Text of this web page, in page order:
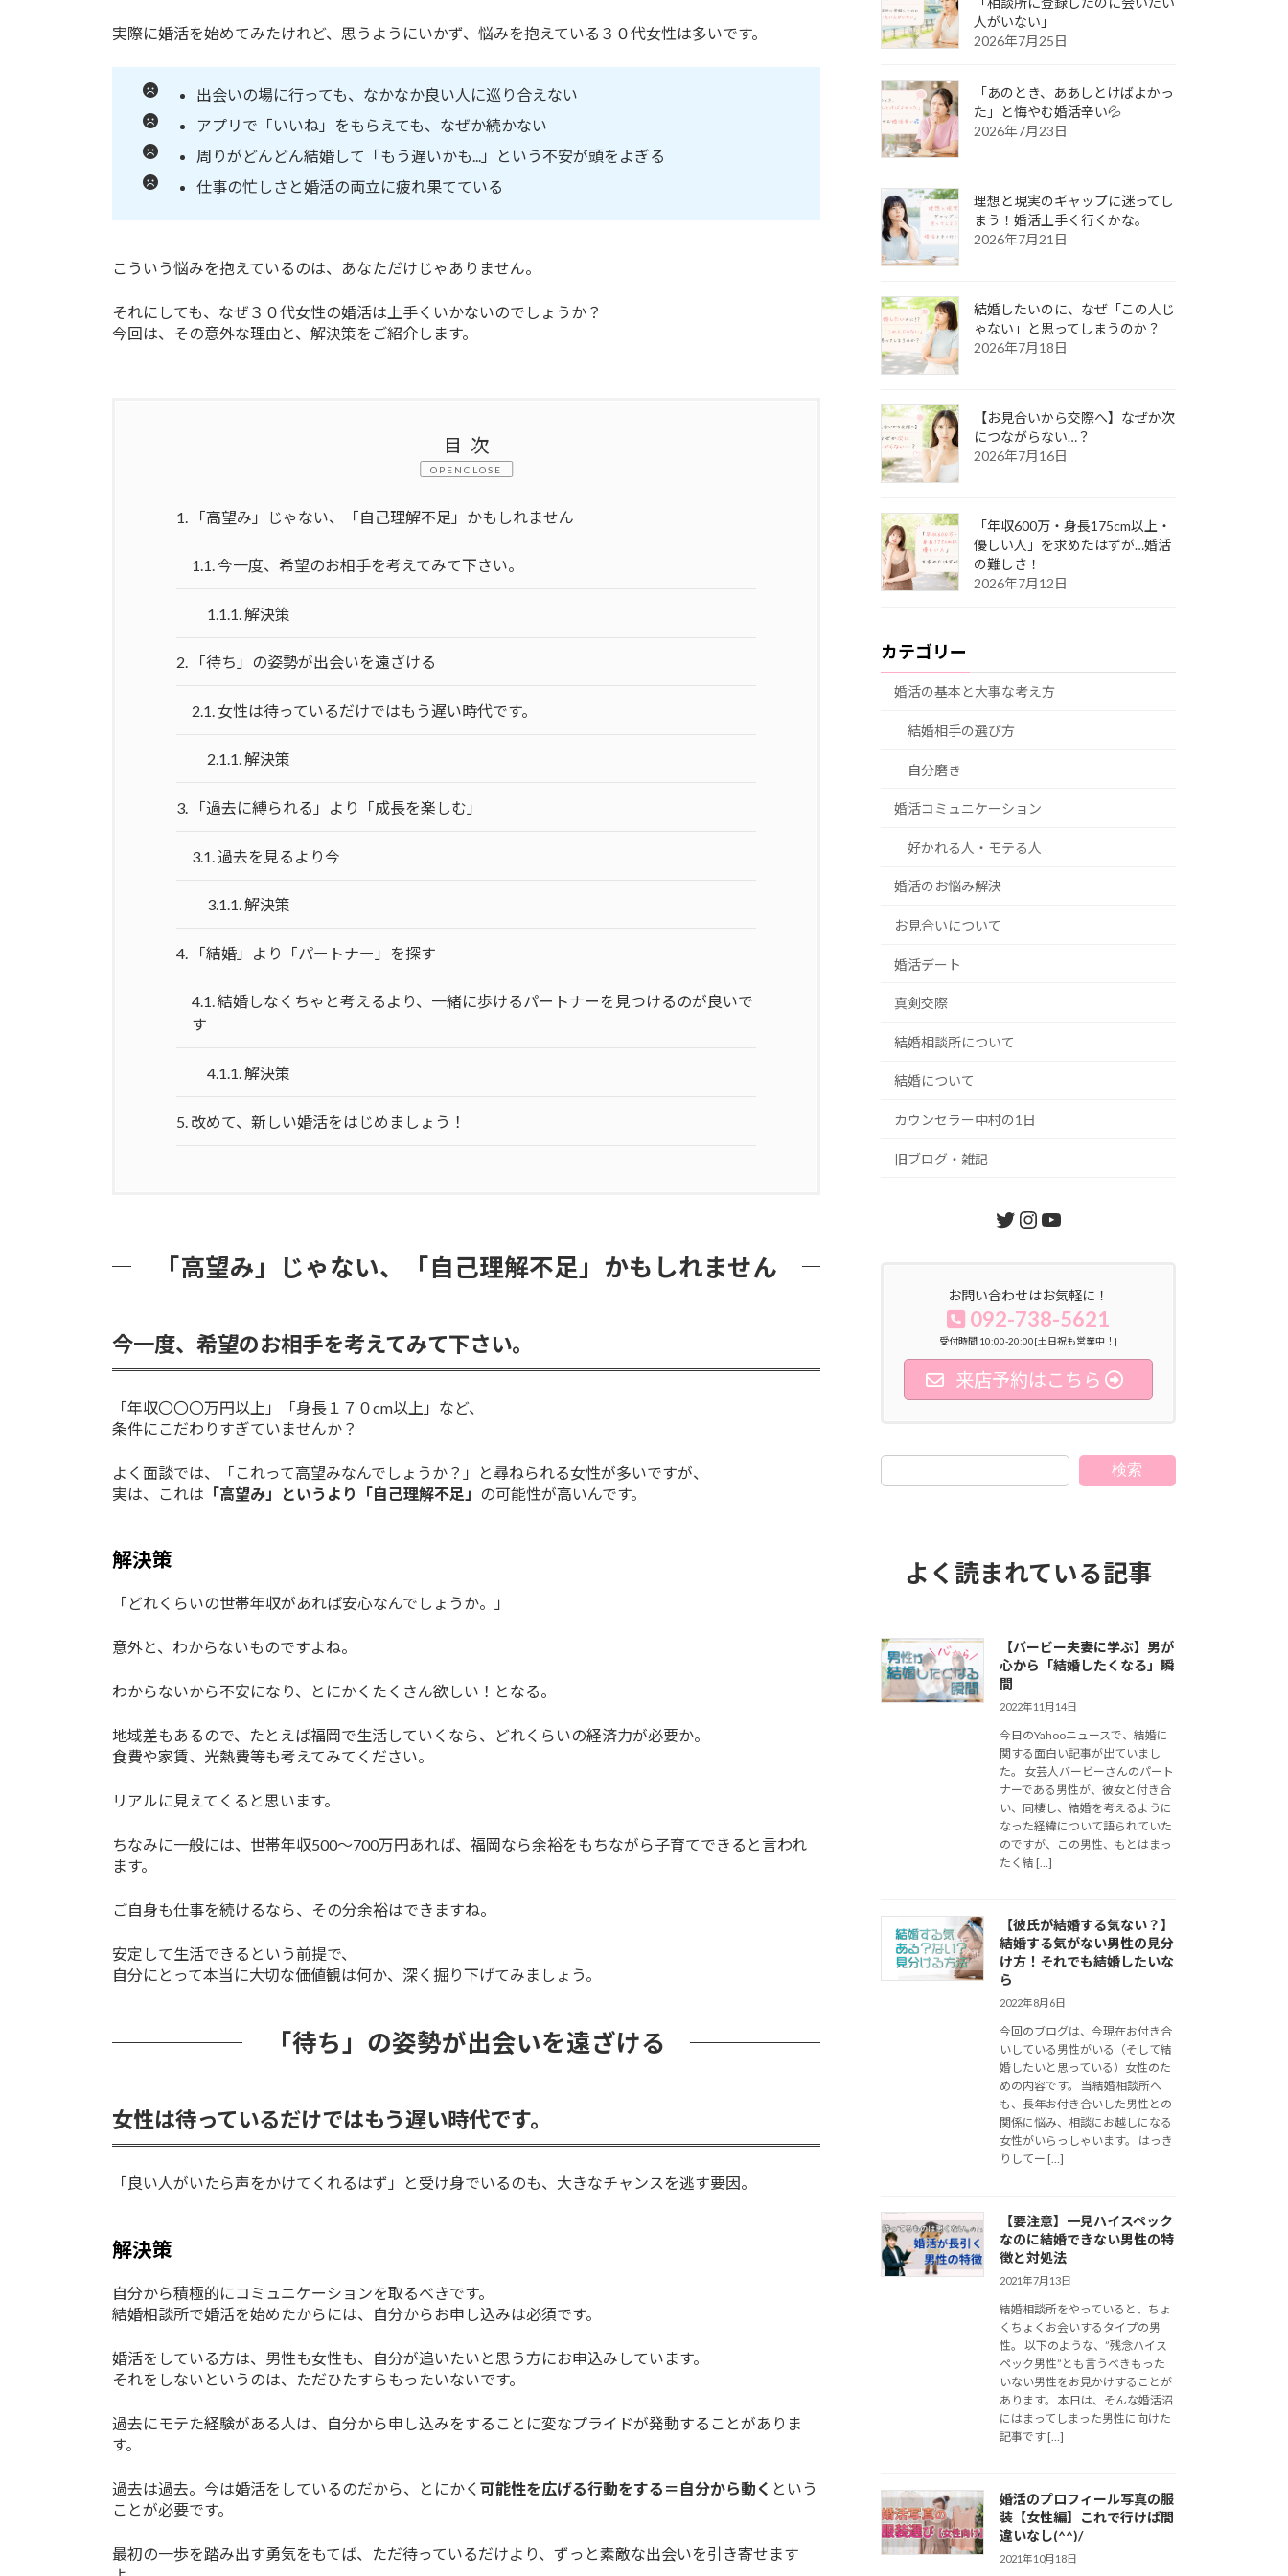
実際に婚活を始めてみたけれど、思うようにいかず、悩みを抱えている３０代女性は多いです。
出会いの場に行っても、なかなか良い人に巡り合えない
アプリで「いいね」をもらえても、なぜか続かない
周りがどんどん結婚して「もう遅いかも...」という不安が頭をよぎる
仕事の忙しさと婚活の両立に疲れ果てている
こういう悩みを抱えているのは、あなただけじゃありません。
それにしても、なぜ３０代女性の婚活は上手くいかないのでしょうか？
今回は、その意外な理由と、解決策をご紹介します。
目次
CLOSE
1. 「高望み」じゃない、「自己理解不足」かもしれません
1.1.今一度、希望のお相手を考えてみて下さい。
1.1.1. 解決策
2. 「待ち」の姿勢が出会いを遠ざける
2.1.女性は待っているだけではもう遅い時代です。
2.1.1.解決策
3. 「過去に縛られる」より「成長を楽しむ」
3.1. 過去を見るより今
3.1.1.解決策
4. 「結婚」より「パートナー」を探す
4.1.結婚しなくちゃと考えるより、一緒に歩けるパートナーを見つけるのが良いで
す
4.1.1.解決策
5. 改めて、新しい婚活をはじめましょう！
「高望み」じゃない、「自己理解不足」かもしれません
今一度、希望のお相手を考えてみて下さい。
「年収〇〇〇万円以上」「身長１７０cm以上」など、
条件にこだわりすぎていませんか？
よく面談では、「これって高望みなんでしょうか？」と尋ねられる女性が多いですが、
実は、これは 「高望み」というより「自己理解不足」 の可能性が高いんです。
解決策
「どれくらいの世帯年収があれば安心なんでしょうか。」
意外と、わからないものですよね。
わからないから不安になり、とにかくたくさん欲しい！となる。
地域差もあるので、たとえば福岡で生活していくなら、どれくらいの経済力が必要か。
食費や家賃、光熱費等も考えてみてください。
リアルに見えてくると思います。
ちなみに一般には、世帯年収500～700万円あれば、福岡なら余裕をもちながら子育てできると言われ
ます。
ご自身も仕事を続けるなら、その分余裕はできますね。
安定して生活できるという前提で、
自分にとって本当に大切な価値観は何か、深く掘り下げてみましょう。
「待ち」の姿勢が出会いを遠ざける
女性は待っているだけではもう遅い時代です。
「良い人がいたら声をかけてくれるはず」と受け身でいるのも、大きなチャンスを逃す要因。
解決策
自分から積極的にコミュニケーションを取るべきです。
結婚相談所で婚活を始めたからには、自分からお申し込みは必須です。
婚活をしている方は、男性も女性も、自分が追いたいと思う方にお申込みしています。
それをしないというのは、ただひたすらもったいないです。
過去にモテた経験がある人は、自分から申し込みをすることに変なプライドが発動することがありま
す。
過去は過去。今は婚活をしているのだから、とにかく 可能性を広げる行動をする＝自分から動く という
ことが必要です。
最初の一歩を踏み出す勇気をもてば、ただ待っているだけより、ずっと素敵な出会いを引き寄せます
人がいない」
2026年7月25日
「あのとき、ああしとけばよかっ
た」と悔やむ婚活辛い💦
2026年7月23日
理想と現実のギャップに迷ってし
まう！婚活上手く行くかな。
2026年7月21日
結婚したいのに、なぜ「この人じ
ゃない」と思ってしまうのか？
2026年7月18日
【お見合いから交際へ】なぜか次
につながらない…？
2026年7月16日
「年収600万・身長175cm以上・
優しい人」を求めたはずが…婚活
の難しさ！
2026年7月12日
カテゴリー
婚活の基本と大事な考え方
結婚相手の選び方
自分磨き
婚活コミュニケーション
好かれる人・モテる人
婚活のお悩み解決
お見合いについて
婚活デート
真剣交際
結婚相談所について
結婚について
カウンセラー中村の1日
旧ブログ・雑記
Twitter
Instagram
YouTube
お問い合わせはお気軽に！
092-738-5621
受付時間 10:00-20:00[土日祝も営業中！]
来店予約はこちら
検索
よく読まれている記事
【バービー夫妻に学ぶ】男が
心から「結婚したくなる」瞬
間
2022年11月14日
今日のYahooニュースで、結婚に
関する面白い記事が出ていまし
た。 女芸人バービーさんのパート
ナーである男性が、彼女と付き合
い、同棲し、結婚を考えるように
なった経緯について語られていた
のですが、この男性、もとはまっ
たく結 […]
【彼氏が結婚する気ない？】
結婚する気がない男性の見分
け方！それでも結婚したいな
ら
2022年8月6日
今回のブログは、今現在お付き合
いしている男性がいる（そして結
婚したいと思っている）女性のた
めの内容です。 当結婚相談所へ
も、長年お付き合いした男性との
関係に悩み、相談にお越しになる
女性がいらっしゃいます。 はっき
りしてー […]
【要注意】一見ハイスペック
なのに結婚できない男性の特
徴と対処法
2021年7月13日
結婚相談所をやっていると、ちょ
くちょくお会いするタイプの男
性。 以下のような、”残念ハイス
ペック男性”とも言うべきもった
いない男性をお見かけすることが
あります。 本日は、そんな婚活沼
にはまってしまった男性に向けた
記事です […]
婚活のプロフィール写真の服
装【女性編】これで行けば間
違いなし(^^)/
2021年10月18日